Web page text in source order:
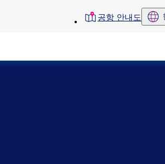
toolbar공항 안내도